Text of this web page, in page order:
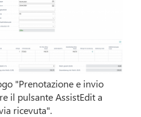
"Prenotazione e invio
il pulsante AssistEdit a
ricevuta".